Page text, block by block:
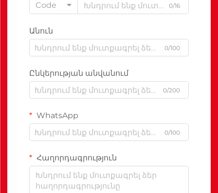
Code
0/16
Անուն
0/100
Ընկերության անվանում
0/200
WhatsApp
0/100
Հաղորդագրություն